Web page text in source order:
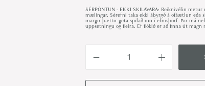
SÉRPÖNTUN - EKKI SKILAVARA: Reiknivélin
mælingar. Sérefni taka ekki ábyrgð á ofáætlun eða
margir þættir geta spilað inn í efnisþörf. Þar má
uppsetningu og fleira. Ef flókið er að finna út